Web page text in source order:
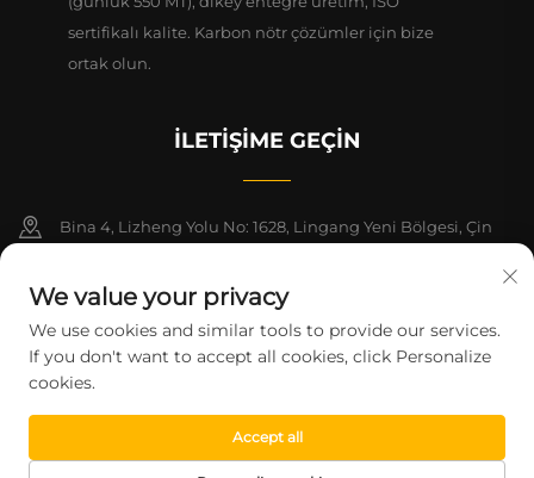
sertifikalı kalite. Karbon nötr çözümler için bize
ortak olun.
İLETIŞIME GEÇIN
Bina 4, Lizheng Yolu No: 1628, Lingang Yeni Bölgesi, Çin
+86-15124919712
[email protected]
Telif Hakkı © 2026 Şangay Montege Teknoloji Şirketi Ltd. Tüm hakları
saklıdır. Gizlilik Politikası
We value your privacy
We use cookies and similar tools to provide our services.
If you don't want to accept all cookies, click Personalize
cookies.
Accept all